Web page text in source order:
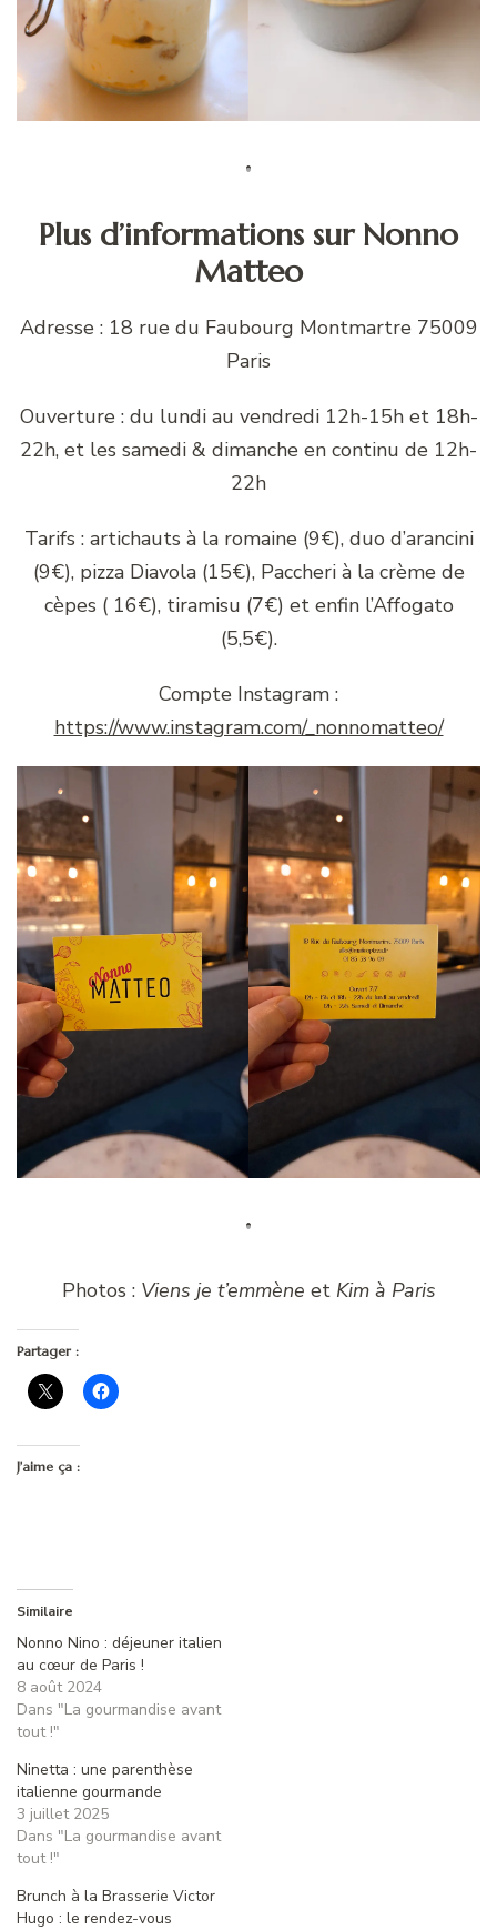
Plus d’informations sur Nonno
Matteo
Adresse : 18 rue du Faubourg Montmartre 75009
Paris
Ouverture : du lundi au vendredi 12h-15h et 18h-
22h, et les samedi & dimanche en continu de 12h-
22h
Tarifs : artichauts à la romaine (9€), duo d’arancini
(9€), pizza Diavola (15€), Paccheri à la crème de
cèpes ( 16€), tiramisu (7€) et enfin l’Affogato
(5,5€).
Compte Instagram :
https://www.instagram.com/_nonnomatteo/
Photos : Viens je t’emmène et Kim à Paris
Partager :
J’aime ça :
Similaire
Nonno Nino : déjeuner italien
au cœur de Paris !
8 août 2024
Dans "La gourmandise avant
tout !"
Ninetta : une parenthèse
italienne gourmande
3 juillet 2025
Dans "La gourmandise avant
tout !"
Brunch à la Brasserie Victor
Hugo : le rendez-vous